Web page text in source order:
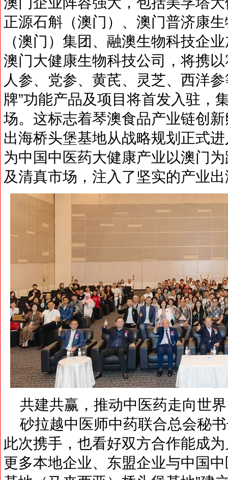
正源石斛（澳门）、澳门普济康
（澳门）集团、融澳生物科技企
澳门大健康生物科技公司，将携
人参、党参、黄芪、灵芝、西洋
牌”功能产品及项目将首发入驻，
场。这标志着琴澳食品产业链创
出海桥头堡基地从战略规划正式
为中国中医药大健康产业以澳门
及清真市场，注入了坚实的产业
共建共赢，推动中医药走向世界
砂拉越中医师中药联合总会秘
此次携手，也看好双方合作能成
更多本地企业、东盟企业与中国